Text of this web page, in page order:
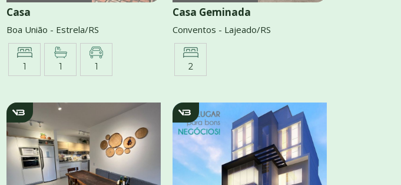
Casa
Boa União - Estrela/RS
1 1 1
Casa Geminada
Conventos - Lajeado/RS
2
v1722 AM1036